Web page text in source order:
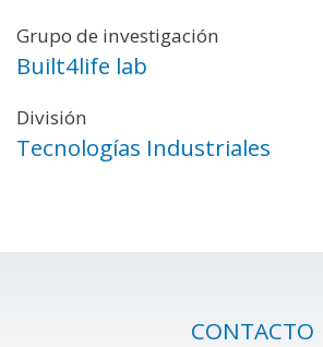
Grupo de investigación
Built4life lab
División
Tecnologías Industriales
CONTACTO